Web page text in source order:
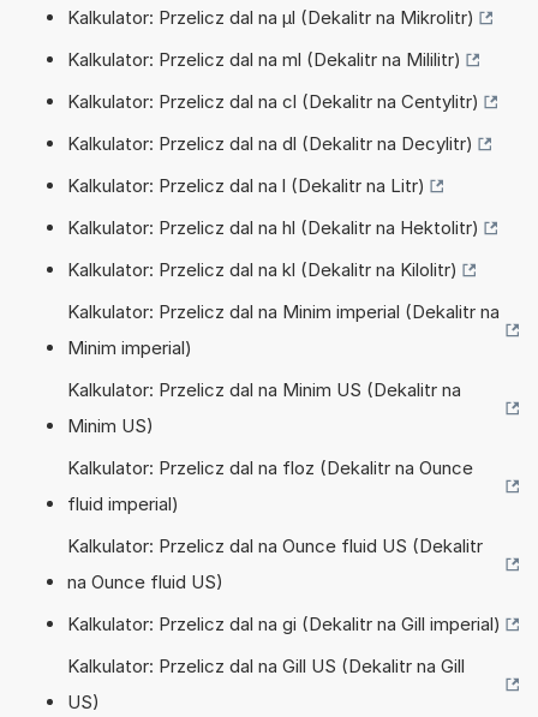
Kalkulator: Przelicz dal na µl (Dekalitr na Mikrolitr)
Kalkulator: Przelicz dal na ml (Dekalitr na Mililitr)
Kalkulator: Przelicz dal na cl (Dekalitr na Centylitr)
Kalkulator: Przelicz dal na dl (Dekalitr na Decylitr)
Kalkulator: Przelicz dal na l (Dekalitr na Litr)
Kalkulator: Przelicz dal na hl (Dekalitr na Hektolitr)
Kalkulator: Przelicz dal na kl (Dekalitr na Kilolitr)
Kalkulator: Przelicz dal na Minim imperial (Dekalitr na
Minim imperial)
Kalkulator: Przelicz dal na Minim US (Dekalitr na
Minim US)
Kalkulator: Przelicz dal na floz (Dekalitr na Ounce
fluid imperial)
Kalkulator: Przelicz dal na Ounce fluid US (Dekalitr
na Ounce fluid US)
Kalkulator: Przelicz dal na gi (Dekalitr na Gill imperial)
Kalkulator: Przelicz dal na Gill US (Dekalitr na Gill
US)